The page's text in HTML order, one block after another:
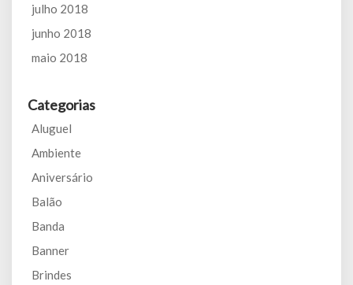
julho 2018
junho 2018
maio 2018
Categorias
Aluguel
Ambiente
Aniversário
Balão
Banda
Banner
Brindes